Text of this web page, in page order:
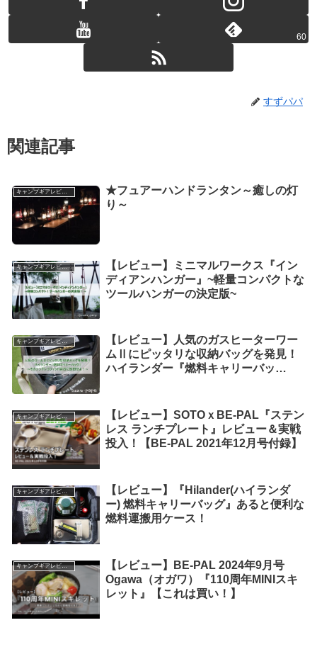
60
すずパパ
関連記事
キャンプギアレビュー
★フュアーハンドランタン～癒しの灯
り～
キャンプギアレビュー
【レビュー】ミニマルワークス『イン
ディアンハンガー』~軽量コンパクトな
ツールハンガーの決定版~
キャンプギアレビュー
【レビュー】人気のガスヒーターワー
ムⅡにピッタリな収納バッグを発見！
ハイランダー『燃料キャリーバッ
キャンプギアレビュー
【レビュー】SOTOｘBE-PAL『ステン
レス ランチプレート』レビュー＆実戦
投入！【BE-PAL 2021年12月号付録】
キャンプギアレビュー
【レビュー】『Hilander(ハイランダ
ー) 燃料キャリーバッグ』あると便利な
燃料運搬用ケース！
キャンプギアレビュー
【レビュー】BE-PAL 2024年9月号
Ogawa（オガワ）『110周年MINIスキ
レット』【これは買い！】